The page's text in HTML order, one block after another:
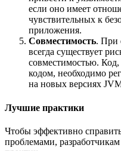
если оно имеет
чувствительных к
приложения.
Совместимость. При
всегда существует
совместимостью.
кодом, необходимо
на новых версиях
Лучшие практики
Чтобы эффективно
проблемами,